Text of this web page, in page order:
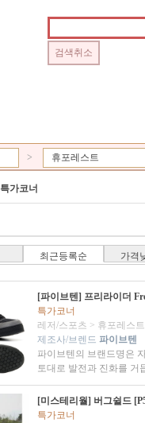
> 휴포레스트
특가코너
최근등록순 가격
[파이브텐] 프리라이더
특가코너
레저/스포츠 > 휴포레스트
제조사/브렌드 파이브텐
파이브텐의 브랜드명은
토대로 발전과 진화를 거
[미스테리월] 버그쉴드
특가코너